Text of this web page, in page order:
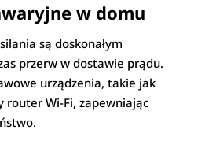
w domu
są doskonałym
przerw w dostawie prądu.
urządzenia, takie jak
router Wi-Fi, zapewniając